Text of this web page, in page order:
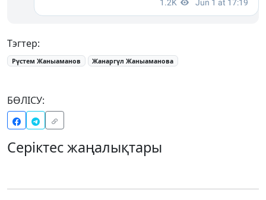
Тэгтер:
Рүстем Жаныаманов Жанаргүл Жаныаманова
БӨЛІСУ:
Серіктес жаңалықтары